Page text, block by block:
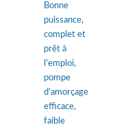
Bonne
puissance,
complet et
prêt à
l’emploi,
pompe
d’amorçage
efficace,
faible